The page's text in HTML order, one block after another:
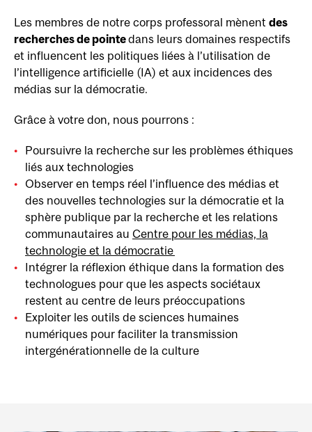
Les membres de notre corps professoral mènent des
recherches de pointedans leurs domaines respectifs
et influencent les politiques liées à l’utilisation de
l’intelligence artificielle (IA) et aux incidences des
médias sur la démocratie.
Grâce à votre don, nous pourrons :
Poursuivre la recherche sur les problèmes éthiques
liés aux technologies
Observer en temps réel l’influence des médias et
des nouvelles technologies sur la démocratie et la
sphère publique par la recherche et les relations
communautaires au Centre pour les médias, la
technologie et la démocratie
Intégrer la réflexion éthique dans la formation des
technologues pour que les aspects sociétaux
restent au centre de leurs préoccupations
Exploiter les outils de sciences humaines
numériques pour faciliter la transmission
intergénérationnelle de la culture